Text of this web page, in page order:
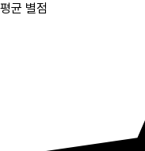
평균 별점